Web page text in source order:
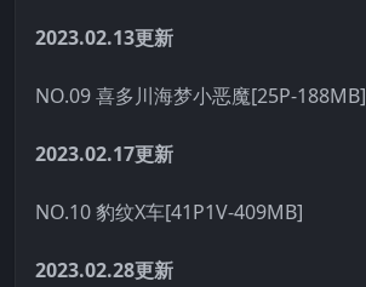
2023.02.13更新
NO.09 喜多川海梦小恶魔[25P-188MB]
2023.02.17更新
NO.10 豹纹X车[41P1V-409MB]
2023.02.28更新